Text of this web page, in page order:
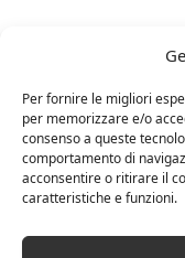
Per fornire le migliori
per memorizzare e/o
consenso a queste
comportamento di
acconsentire o ritirare il
caratteristiche e funzioni.
24